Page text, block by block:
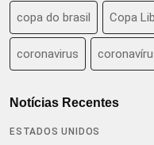
copa do brasil Copa
coronavirus
Notícias Recentes
ESTADOS UNIDOS